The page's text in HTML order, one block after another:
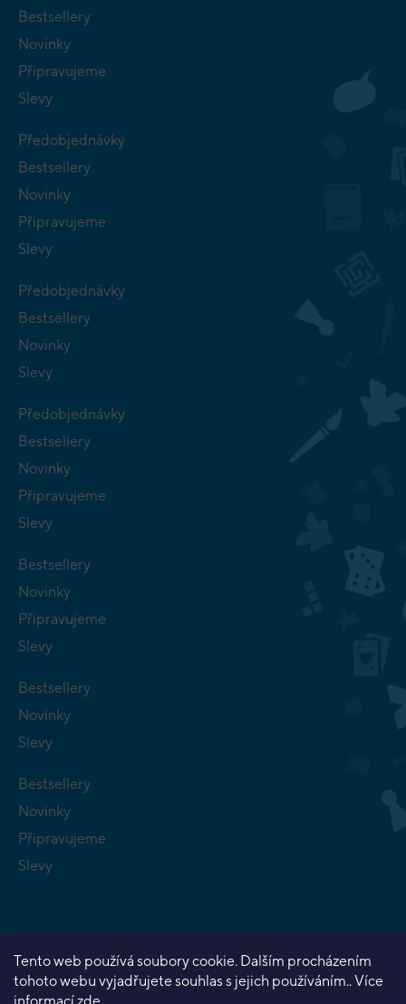
Tento web používá soubory cookie. Dalším procházením
tohoto webu vyjadřujete souhlas s jejich používáním.. Více
Bestsellery
Novinky
Připravujeme
Slevy
Předobjednávky
Bestsellery
Novinky
Připravujeme
Slevy
Předobjednávky
Bestsellery
Novinky
Slevy
Předobjednávky
Bestsellery
Novinky
Připravujeme
Slevy
Bestsellery
Novinky
Připravujeme
Slevy
Bestsellery
Novinky
Slevy
Bestsellery
Novinky
Připravujeme
Slevy
Copyright 2026Planeta her. Všechna práva vyhrazena.